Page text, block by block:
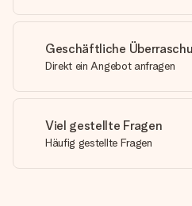
Geschäftliche
Direkt ein Angebot anfragen
Viel gestellte Fragen
Häufig gestellte Fragen